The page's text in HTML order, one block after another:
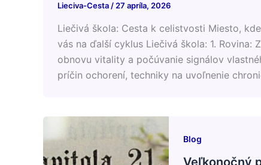
Lieciva-Cesta / 27 apríla, 2026
Liečivá škola: Cesta k celistvosti ​Miesto,
vás na ďalší cyklus Liečivá škola: ​1.
obnovu vitality a počúvanie signálov
príčin ochorení, techniky na uvoľnenie
Blog
Veľkonočný